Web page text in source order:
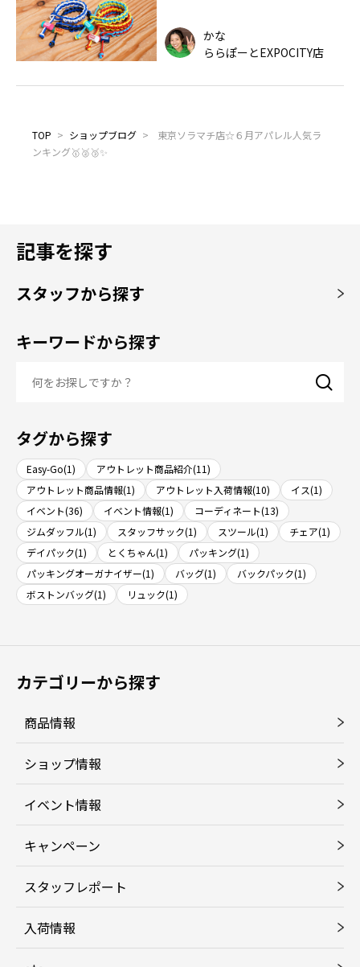
かな
ららぽーとEXPOCITY店
TOP > ショップブログ >
東京ソラマチ店☆６月アパレル人気ラ
ンキング🥇🥈🥉✨
記事を探す
スタッフから探す
キーワードから探す
タグから探す
Easy-Go(1)
アウトレット商品紹介(11)
アウトレット商品情報(1)
アウトレット入荷情報(10)
イス(1)
イベント(36)
イベント情報(1)
コーディネート(13)
ジムダッフル(1)
スタッフサック(1) スツール(1)
チェア(1)
デイパック(1)
とくちゃん(1)
パッキング(1)
パッキングオーガナイザー(1)
バッグ(1)
バックパック(1)
ボストンバッグ(1)
リュック(1)
カテゴリーから探す
商品情報
ショップ情報
イベント情報
キャンペーン
スタッフレポート
入荷情報